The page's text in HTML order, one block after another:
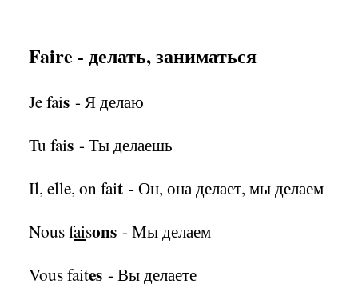
Faire - делать, заниматься
Je fais - Я делаю
Tu fais - Ты делаешь
Il, elle, on fait - Он, она делает, мы делаем
Nous faisons - Мы делаем
Vous faites - Вы делаете